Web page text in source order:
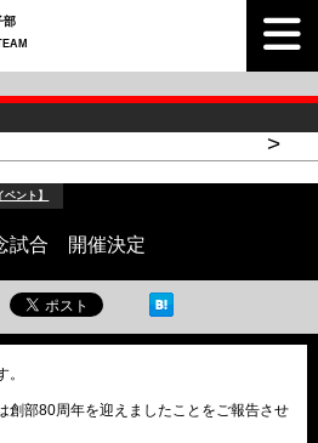
部
>
ベント】
試合 開催決定
創部80周年を迎えましたことをご報告させ